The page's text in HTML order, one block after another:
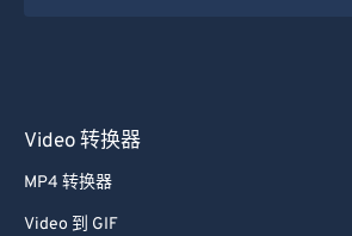
Video 转换器
MP4 转换器
Video 到 GIF